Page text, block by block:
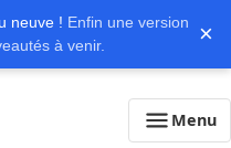
neuve ! Enfin une version
à venir.
×
Menu